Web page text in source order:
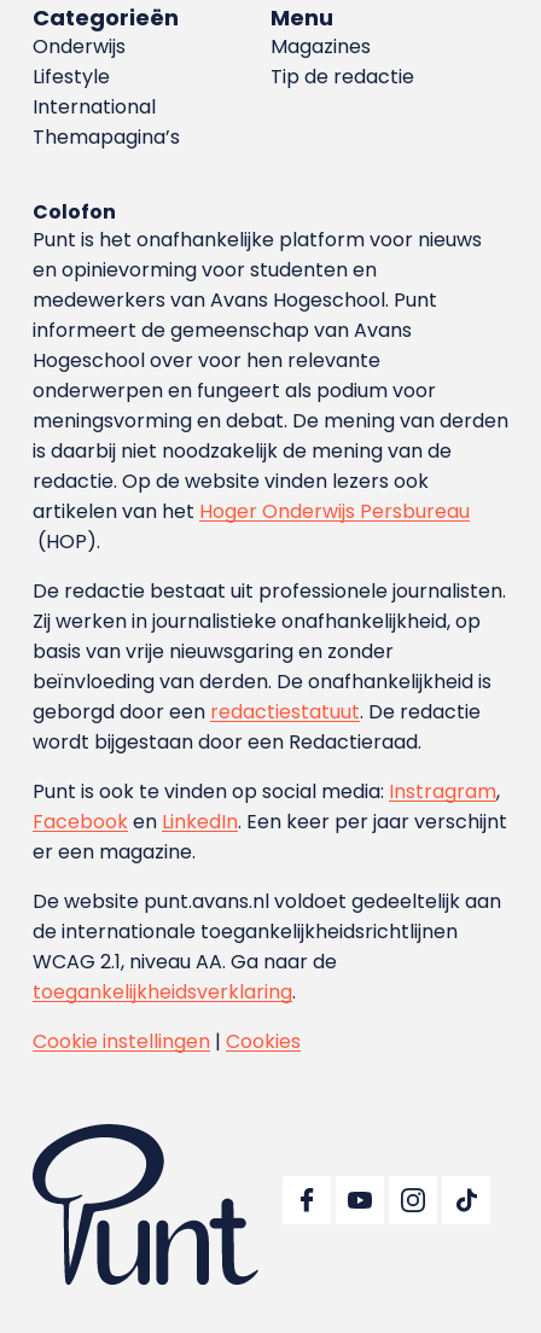
Menu
Magazines
Tip de redactie
Categorieën
Onderwijs
Lifestyle
International
Themapagina’s
Colofon
Punt is het onafhankelijke platform voor nieuws
en opinievorming voor studenten en
medewerkers van Avans Hoge­school. Punt
informeert de gemeenschap van Avans
Hogeschool over voor hen relevante
onderwerpen en fungeert als podium voor
meningsvorming en debat. De mening van derden
is daarbij niet noodzakelijk de mening van de
redactie. Op de website vinden lezers ook
artikelen van het Hoger Onderwijs Persbureau
(HOP).
De redactie bestaat uit professionele journalisten.
Zij werken in journalistieke onafhankelijkheid, op
basis van vrije nieuwsgaring en zonder
beïnvloeding van derden. De onafhankelijkheid is
geborgd door een redactiestatuut. De redactie
wordt bijgestaan door een Redactieraad.
Punt is ook te vinden op social media: Instragram,
Facebooken LinkedIn. Een keer per jaar verschijnt
er een magazine.
De website punt.avans.nl voldoet gedeeltelijk aan
de internationale toegankelijkheidsrichtlijnen
WCAG 2.1, niveau AA. Ga naar de
toegankelijkheidsverklaring.
Cookie instellingen| Cookies